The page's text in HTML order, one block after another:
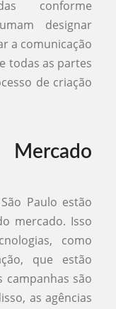
conforme
designar
a comunicação
todas as partes
de criação
Paulo estão
mercado. Isso
como
que estão
são
as agências